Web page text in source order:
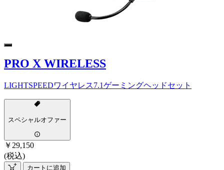
PRO X WIRELESS
LIGHTSPEEDワイヤレス7.1ゲーミングヘッドセット
スペシャルオファー
￥29,150
(税込)
カートに追加